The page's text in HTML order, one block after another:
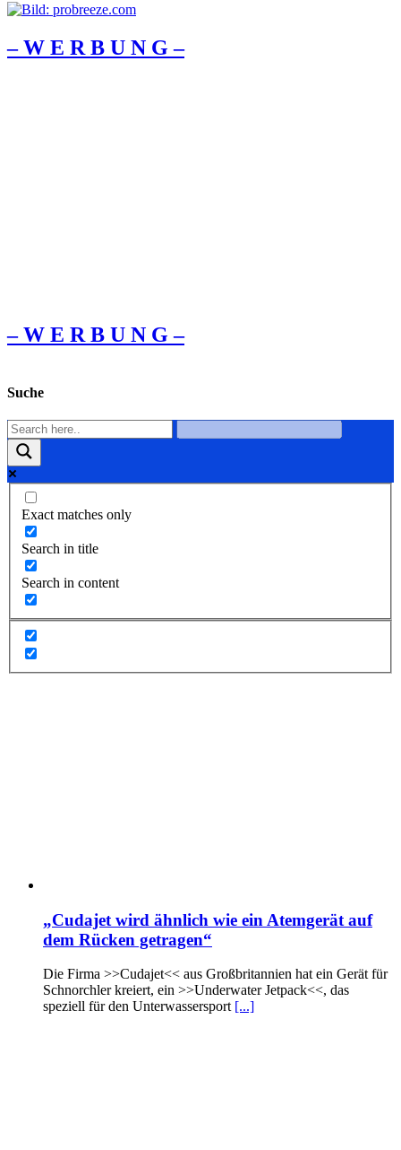
– W Ε R Β U Ν G –
– W Ε R Β U Ν G –
Suche
Exact matches only
Search in title
Search in content
„Cudajet wird ähnlich wie ein Atemgerät auf
dem Rücken getragen“
Die Firma >>Cudajet<< aus Großbritannien hat ein Gerät für
Schnorchler kreiert, ein >>Underwater Jetpack<<, das
speziell für den Unterwassersport [...]